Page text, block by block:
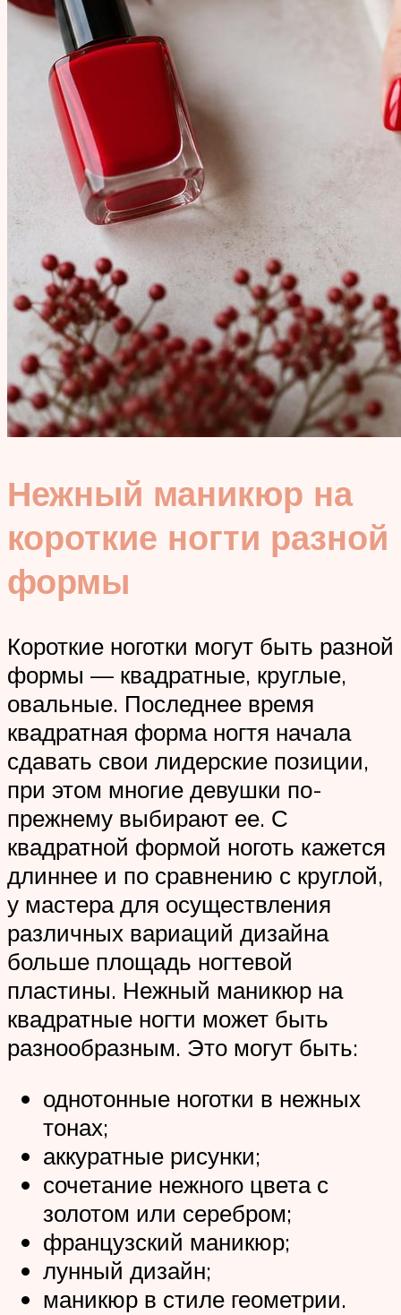
Нежный маникюр на
короткие ногти разной
формы
Короткие ноготки могут быть разной
формы — квадратные, круглые,
овальные. Последнее время
квадратная форма ногтя начала
сдавать свои лидерские позиции,
при этом многие девушки по-
прежнему выбирают ее. С
квадратной формой ноготь кажется
длиннее и по сравнению с круглой,
у мастера для осуществления
различных вариаций дизайна
больше площадь ногтевой
пластины. Нежный маникюр на
квадратные ногти может быть
разнообразным. Это могут быть:
однотонные ноготки в нежных
тонах;
аккуратные рисунки;
сочетание нежного цвета с
золотом или серебром;
французский маникюр;
лунный дизайн;
маникюр в стиле геометрии.